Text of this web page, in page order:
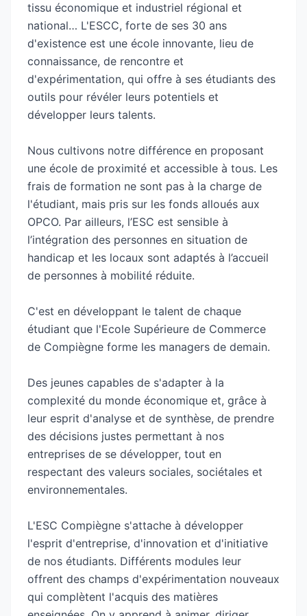
– Après Bac+2 (Prépa, BTS-DUT) :
+ Bachelor 3 Gestion et Développement
+ Bachelor 3 RH
+ Bachelor 3 Management des organisations
(Nouveauté 2025)
+ Licence Générale Gestion, Commerce, Vente,
+ Licence Professionnelle Gestion Comptable &
Financière des PME-PMI
Nos 2 licences sont proposées en partenariat
avec le Cnam des Hauts-de-France
– Après Bac+3 (Licence, Bachelor) :
+ Cycle mastère professionnalisant Manager du
développement commercial
+ Cycle mastère professionnalisant du
Marketing et de la Communication
+ Cycle mastère professionnalisant Ressources
+ Cycle mastère professionnalisant Audit et
contrôle de gestion (Nouveauté 2025)
tissu économique et industriel régional et
national… L'ESCC, forte de ses 30 ans
d'existence est une école innovante, lieu de
connaissance, de rencontre et
d'expérimentation, qui offre à ses étudiants des
outils pour révéler leurs potentiels et
développer leurs talents.
Nous cultivons notre différence en proposant
une école de proximité et accessible à tous. Les
frais de formation ne sont pas à la charge de
l'étudiant, mais pris sur les fonds alloués aux
OPCO. Par ailleurs, l’ESC est sensible à
l’intégration des personnes en situation de
handicap et les locaux sont adaptés à l’accueil
de personnes à mobilité réduite.
C'est en développant le talent de chaque
étudiant que l'Ecole Supérieure de Commerce
de Compiègne forme les managers de demain.
Des jeunes capables de s'adapter à la
complexité du monde économique et, grâce à
leur esprit d'analyse et de synthèse, de prendre
des décisions justes permettant à nos
entreprises de se développer, tout en
respectant des valeurs sociales, sociétales et
environnementales.
L'ESC Compiègne s'attache à développer
l'esprit d'entreprise, d'innovation et d'initiative
de nos étudiants. Différents modules leur
offrent des champs d'expérimentation nouveaux
qui complètent l'acquis des matières